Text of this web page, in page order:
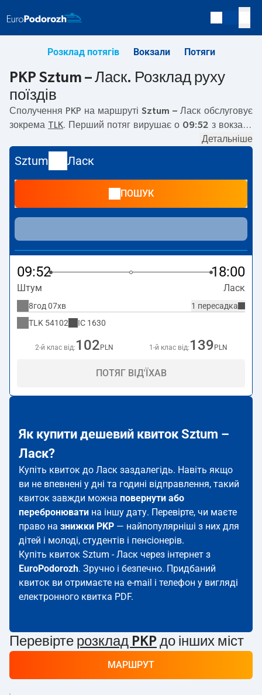
Розклад потягів Вокзали Потяги
PKP Sztum – Ласк. Розклад руху
поїздів
Сполучення PKP на маршруті Sztum – Ласк обслуговує
зокрема TLK . Перший потяг вирушає о 09:52 з вокзалу
Наразі на маршруті
потяги перевізника PKP Intercity. Потяг завершує
маршрут на станції Ласк.
Детальніше
Sztum Ласк
ПОШУК
09:52 18:00
Штум Ласк
1 пересадка
8год 07хв
TLK 54102 IC 1630
2-й клас від: 102 PLN 1-й клас від: 139 PLN
ПОТЯГ ВІД'ЇХАВ
Як купити дешевий квиток Sztum –
Ласк?
Купіть квиток до Ласк заздалегідь. Навіть якщо
ви не впевнені у дні та годині відправлення, такий
квиток завжди можна повернути або
перебронювати на іншу дату. Перевірте, чи маєте
право на знижки PKP — найпопулярніші з них для
дітей і молоді, студентів і пенсіонерів.
Купіть квиток Sztum - Ласк через інтернет з
EuroPodorozh. Зручно і безпечно. Придбаний
квиток ви отримаєте на e-mail і телефон у вигляді
електронного квитка PDF.
Перевірте розклад PKP до інших міст
МАРШРУТ